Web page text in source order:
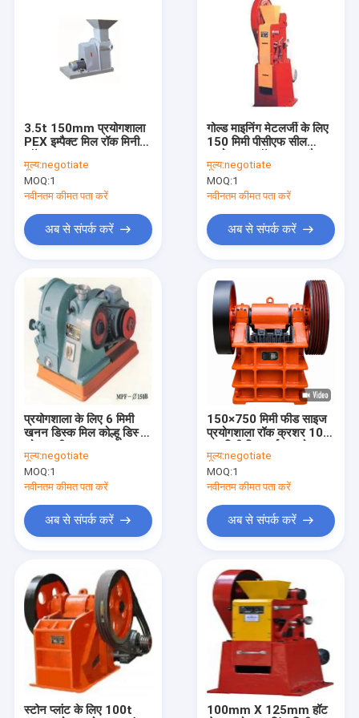
उत्पादों
हमारे बारे में
कारखाना भ्रमण
संपर्क करें
समाचार
मामलों
प्रयोगशाला रॉक क्रशर
प्रयोगशाला डिस्क मिल
प्रयोगशाला पीस मिल
लैब बॉल मिल
3.5t 150mm प्रयोगशाला
PEX इम्पैक्ट मिल रॉक मिनी
मूल्य:negotiate
MOQ:1
नवीनतम कीमत पता करें
अब से संपर्क करें
गोल्ड माइनिंग मेटलर्जी के लिए
150 मिमी पीसीएफ सील
क्रशर
मूल्य:negotiate
MOQ:1
नवीनतम कीमत पता करें
अब से संपर्क करें
प्रयोगशाला के लिए 6 मिमी
खनन डिस्क मिल कोल्हू डिस्क
मूल्य:negotiate
MOQ:1
नवीनतम कीमत पता करें
अब से संपर्क करें
150×750 मिमी फीड साइज
प्रयोगशाला रॉक क्रशर 10-
और कम बिजली की खपत के
साथ
मूल्य:negotiate
MOQ:1
नवीनतम कीमत पता करें
अब से संपर्क करें
स्टोन प्लांट के लिए 100t
100mm X 125mm हॉट